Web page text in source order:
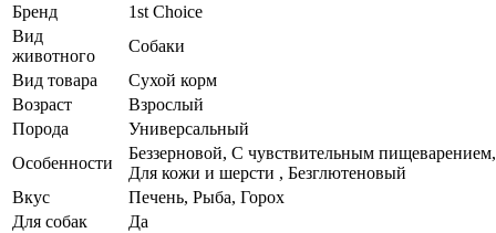
Бренд
1st Choice
Вид
животного
Собаки
Вид товара
Сухой корм
Возраст
Взрослый
Порода
Универсальный
Особенности
Беззерновой, С чувствительным пищеварением,
Для кожи и шерсти , Безглютеновый
Вкус
Печень, Рыба, Горох
Для собак
Да